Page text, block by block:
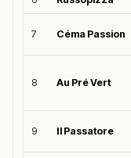
7 Céma Passion
8 Au Pré Vert
9 Il Passatore